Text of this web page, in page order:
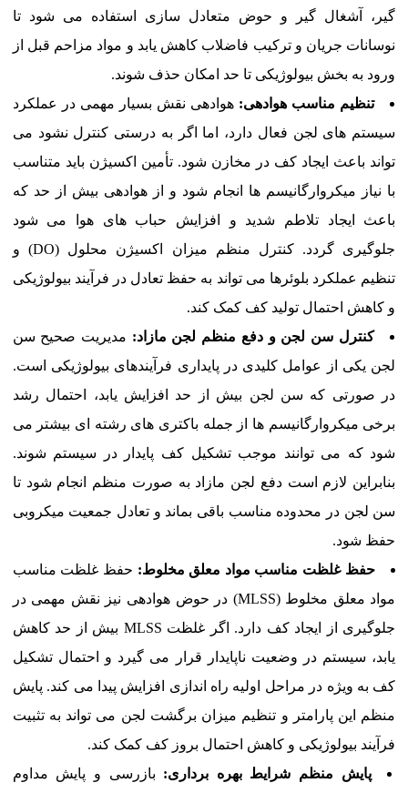
گیر، آشغال گیر و حوض متعادل سازی استفاده می شود تا
نوسانات جریان و ترکیب فاضلاب کاهش یابد و مواد مزاحم قبل از
ورود به بخش بیولوژیکی تا حد امکان حذف شوند.
تنظیم مناسب هوادهی: هوادهی نقش بسیار مهمی در عملکرد
سیستم های لجن فعال دارد، اما اگر به درستی کنترل نشود می
تواند باعث ایجاد کف در مخازن شود. تأمین اکسیژن باید متناسب
با نیاز میکروارگانیسم ها انجام شود و از هوادهی بیش از حد که
باعث ایجاد تلاطم شدید و افزایش حباب های هوا می شود
جلوگیری گردد. کنترل منظم میزان اکسیژن محلول (DO) و
تنظیم عملکرد بلوئرها می تواند به حفظ تعادل در فرآیند بیولوژیکی
و کاهش احتمال تولید کف کمک کند.
کنترل سن لجن و دفع منظم لجن مازاد: مدیریت صحیح سن
لجن یکی از عوامل کلیدی در پایداری فرآیندهای بیولوژیکی است.
در صورتی که سن لجن بیش از حد افزایش یابد، احتمال رشد
برخی میکروارگانیسم ها از جمله باکتری های رشته ای بیشتر می
شود که می توانند موجب تشکیل کف پایدار در سیستم شوند.
بنابراین لازم است دفع لجن مازاد به صورت منظم انجام شود تا
سن لجن در محدوده مناسب باقی بماند و تعادل جمعیت میکروبی
حفظ شود.
حفظ غلظت مناسب مواد معلق مخلوط: حفظ غلظت مناسب
مواد معلق مخلوط (MLSS) در حوض هوادهی نیز نقش مهمی در
جلوگیری از ایجاد کف دارد. اگر غلظت MLSS بیش از حد کاهش
یابد، سیستم در وضعیت ناپایدار قرار می گیرد و احتمال تشکیل
کف به ویژه در مراحل اولیه راه اندازی افزایش پیدا می کند. پایش
منظم این پارامتر و تنظیم میزان برگشت لجن می تواند به تثبیت
فرآیند بیولوژیکی و کاهش احتمال بروز کف کمک کند.
پایش منظم شرایط بهره برداری: بازرسی و پایش مداوم